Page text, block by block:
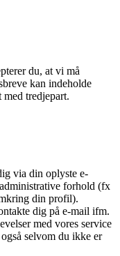
du, at vi må
kan indeholde
tredjepart.
via din oplyste e-
forhold (fx
din profil).
dig på e-mail ifm.
med vores service
selvom du ikke er